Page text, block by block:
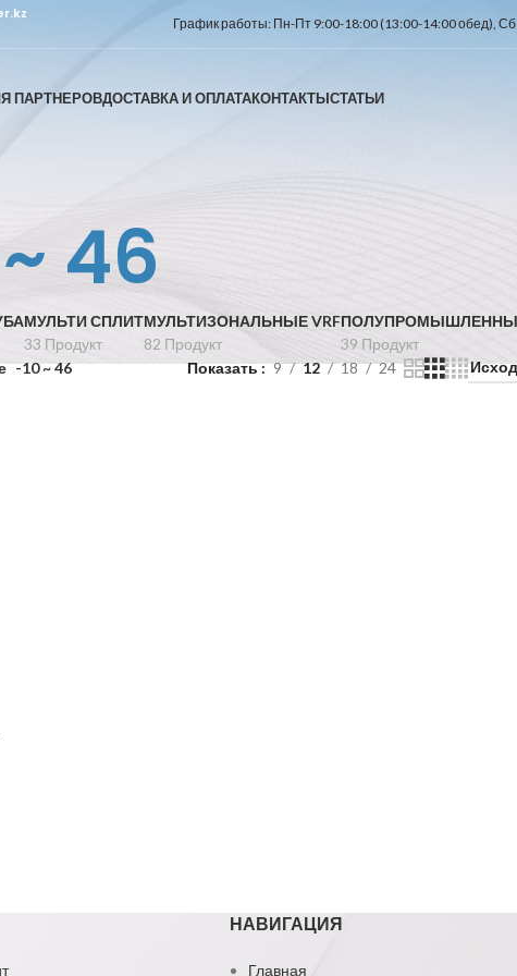
График работы: Пн-Пт 9:00-18:00 (13:00-14:00 обед),
ПАРТНЕРОВДОСТАВКА И ОПЛАТАКОНТАКТЫСТАТЬИ
46
МУЛЬТИ СПЛИТ
33 Продукт
МУЛЬТИЗОНАЛЬНЫЕ VRF
82 Продукт
39 Продукт
-10 ~ 46 Показать 9 12 18 24
НАВИГАЦИЯ
Главная